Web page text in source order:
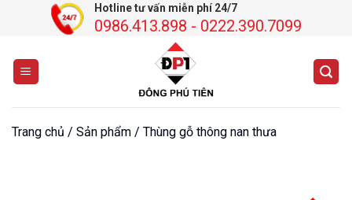
dung
Hotline tư vấn miễn phí 24/7
0986.413.898 - 0222.390.7099
Trang chủ / Sản phẩm / Thùng gỗ thông nan thưa